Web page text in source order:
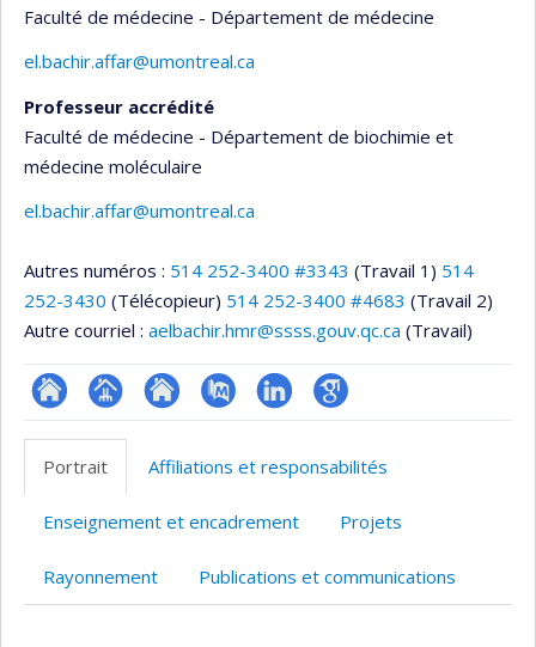
Faculté de médecine - Département de médecine
el.bachir.affar@umontreal.ca
Professeur accrédité
Faculté de médecine - Département de biochimie et
médecine moléculaire
el.bachir.affar@umontreal.ca
Autres numéros : 514 252-3400 #3343 (Travail 1) 514
252-3430 (Télécopieur) 514 252-3400 #4683 (Travail 2)
Autre courriel : aelbachir.hmr@ssss.gouv.qc.ca (Travail)
ResearchGate
Page
professionnelle
(faculté,département,école)
Site
web
l’unité
recherche
PubMedLinkedInGoogle
Portrait Affiliations et responsabilités
Enseignement et encadrement Projets
Rayonnement Publications et communications